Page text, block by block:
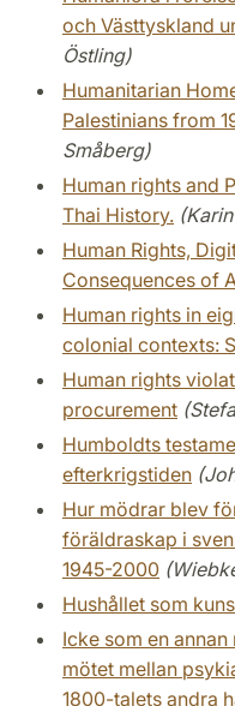
och Västtyskland
Östling)
Humanitarian
Palestinians from
Småberg)
Human rights and
Thai History.
Human Rights,
Consequences of
Human rights in
colonial contexts:
Human rights
procurement
Humboldts
efterkrigstiden
Hur mödrar blev
föräldraskap i
1945-2000
Hushållet som
Icke som en
mötet mellan
1800-talets andra